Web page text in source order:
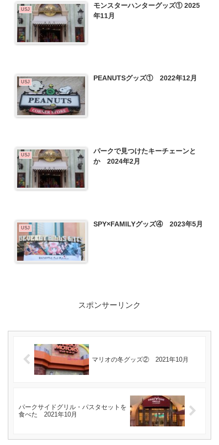
USJ
モンスターハンターグッズ① 2025
年11月
USJ PEANUTSグッズ① 2022年12月
USJ
パークで見つけたキーチェーンと
か 2024年2月
USJ SPY×FAMILYグッズ④ 2023年5月
スポンサーリンク
マリオの冬グッズ② 2021年10月
パークサイドグリル・パスタセットを
食べた 2021年10月